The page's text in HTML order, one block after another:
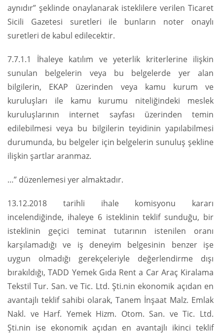
aynıdır” şeklinde onaylanarak isteklilere verilen Ticaret
Sicili Gazetesi suretleri ile bunların noter onaylı
suretleri de kabul edilecektir.
7.7.1.1 İhaleye katılım ve yeterlik kriterlerine ilişkin
sunulan belgelerin veya bu belgelerde yer alan
bilgilerin, EKAP üzerinden veya kamu kurum ve
kuruluşları ile kamu kurumu niteliğindeki meslek
kuruluşlarının internet sayfası üzerinden temin
edilebilmesi veya bu bilgilerin teyidinin yapılabilmesi
durumunda, bu belgeler için belgelerin sunuluş şekline
ilişkin şartlar aranmaz.
…” düzenlemesi yer almaktadır.
13.12.2018 tarihli ihale komisyonu kararı
incelendiğinde, ihaleye 6 isteklinin teklif sunduğu, bir
isteklinin geçici teminat tutarının istenilen oranı
karşılamadığı ve iş deneyim belgesinin benzer işe
uygun olmadığı gerekçeleriyle değerlendirme dışı
bırakıldığı, TADD Yemek Gıda Rent a Car Araç Kiralama
Tekstil Tur. San. ve Tic. Ltd. Şti.nin ekonomik açıdan en
avantajlı teklif sahibi olarak, Tanem İnşaat Malz. Emlak
Nakl. ve Harf. Yemek Hizm. Otom. San. ve Tic. Ltd.
Şti.nin ise ekonomik açıdan en avantajlı ikinci teklif